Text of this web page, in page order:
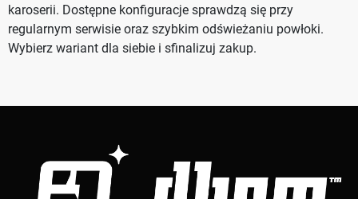
karoserii. Dostępne konfiguracje sprawdzą się przy
regularnym serwisie oraz szybkim odświeżaniu powłoki.
Wybierz wariant dla siebie i sfinalizuj zakup.